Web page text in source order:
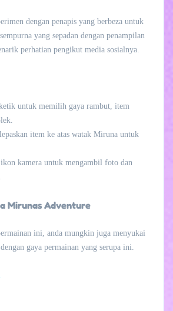
dengan penapis yang berbeza untuk
yang sepadan dengan penampilan
perhatian pengikut media sosialnya.
untuk memilih gaya rambut, item
item ke atas watak Miruna untuk
kamera untuk mengambil foto dan
Mirunas Adventure
ini, anda mungkin juga menyukai
gaya permainan yang serupa ini.